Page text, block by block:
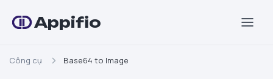
Appifio
Công cụ Base64 to Image